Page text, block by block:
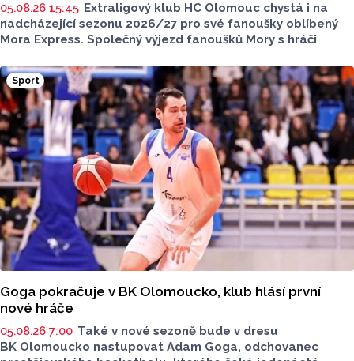
05.08.26 15:45 Extraligový klub HC Olomouc chystá i na
nadcházející sezonu 2026/27 pro své fanoušky oblíbený
Mora Express. Společný výjezd fanoušků Mory s hráči
října. Stejně jako roky předtím, tak i letos bude cílovou
destinací pražská Libeň, kde kohouti vyzvou v O2 aréně
Spartu Praha.
Sport
Goga pokračuje v BK Olomoucko, klub hlásí první
nové hráče
05.08.26 7:00 Také v nové sezoně bude v dresu
BK Olomoucko nastupovat Adam Goga, odchovanec